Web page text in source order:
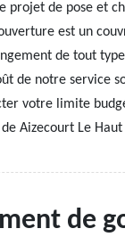
de pose et
est un
de tout
de notre service
votre limite
Aizecourt Le Haut
de